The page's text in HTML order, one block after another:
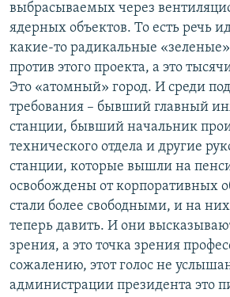
выбрасываемых через
ядерных объектов. То есть речь
какие-то радикальные
против этого проекта, а это
Это «атомный» город. И среди
требования – бывший главный
станции, бывший начальник
технического отдела и другие
станции, которые вышли на
освобождены от корпоративных
стали более свободными, и на
теперь давить. И они
зрения, а это точка зрения
сожалению, этот голос не
администрации президента это